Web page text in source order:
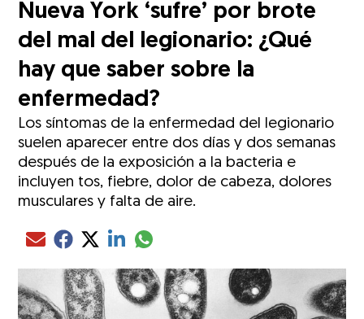
Nueva York ‘sufre’ por brote
del mal del legionario: ¿Qué
hay que saber sobre la
enfermedad?
Los síntomas de la enfermedad del legionario
suelen aparecer entre dos días y dos semanas
después de la exposición a la bacteria e
incluyen tos, fiebre, dolor de cabeza, dolores
musculares y falta de aire.
Compartir el artículo actual mediante Email
Compartir el artículo actual mediante Facebook
Compartir el artículo actual mediante Twitter
Compartir el artículo actual mediante LinkedIn
Compartir el artículo actual mediante